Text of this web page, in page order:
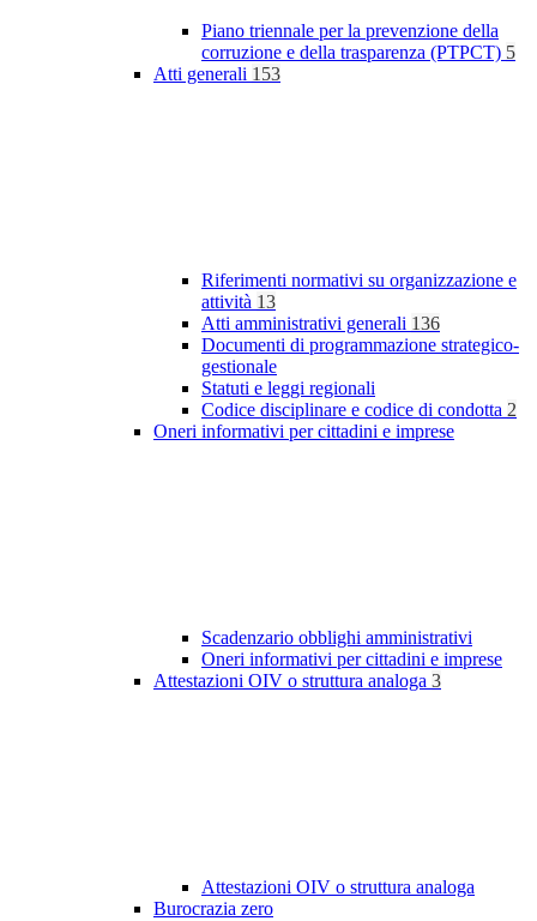
Piano triennale per la prevenzione della
corruzione e della trasparenza (PTPCT) 5
Atti generali 153
Riferimenti normativi su organizzazione e
attività 13
Atti amministrativi generali 136
Documenti di programmazione strategico-
gestionale
Statuti e leggi regionali
Codice disciplinare e codice di condotta 2
Oneri informativi per cittadini e imprese
Scadenzario obblighi amministrativi
Oneri informativi per cittadini e imprese
Attestazioni OIV o struttura analoga 3
Attestazioni OIV o struttura analoga
Burocrazia zero